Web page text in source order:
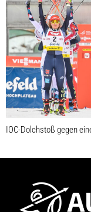
IOC-Dolchstoß gegen